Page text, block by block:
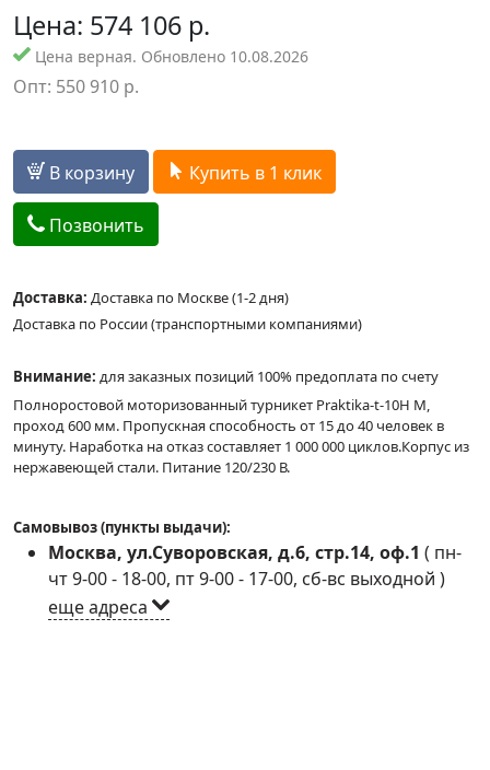
Цена: 574 106 р.
Цена верная. Обновлено 10.08.2026
Опт: 550 910 р.
В корзину Купить в 1 клик
Позвонить
Доставка: Доставка по Москве (1-2 дня)
Доставка по России (транспортными компаниями)
Внимание: для заказных позиций 100% предоплата по счету
Полноростовой моторизованный турникет Praktika-t-10Н М,
проход 600 мм. Пропускная способность от 15 до 40 человек в
минуту. Наработка на отказ составляет 1 000 000 циклов.Корпус из
нержавеющей стали. Питание 120/230 В.
Самовывоз (пункты выдачи):
Москва, ул.Суворовская, д.6, стр.14, оф.1 ( пн-
чт 9-00 - 18-00, пт 9-00 - 17-00, сб-вс выходной )
еще адреса